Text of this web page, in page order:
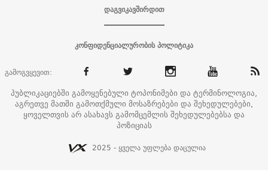
დაგვიკავშირდით
კონფიდენციალურობის პოლიტიკა
გამოგვყევით:
პუბლიკაციებში გამოყენებული ტოპონიმები და ტერმინოლოგია,
აგრეთვე მათში გამოთქმული მოსაზრებები და შეხედულებები,
ყოველთვის არ ასახავს გამომცემლის შეხედულებებსა და
პოზიციას
2025 - ყველა უფლება დაცულია